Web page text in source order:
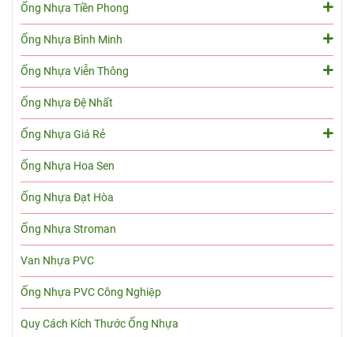
Ống Nhựa Tiền Phong
Ống Nhựa Bình Minh
Ống Nhựa Viễn Thông
Ống Nhựa Đệ Nhất
Ống Nhựa Giá Rẻ
Ống Nhựa Hoa Sen
Ống Nhựa Đạt Hòa
Ống Nhựa Stroman
Van Nhựa PVC
Ống Nhựa PVC Công Nghiệp
Quy Cách Kích Thước Ống Nhựa